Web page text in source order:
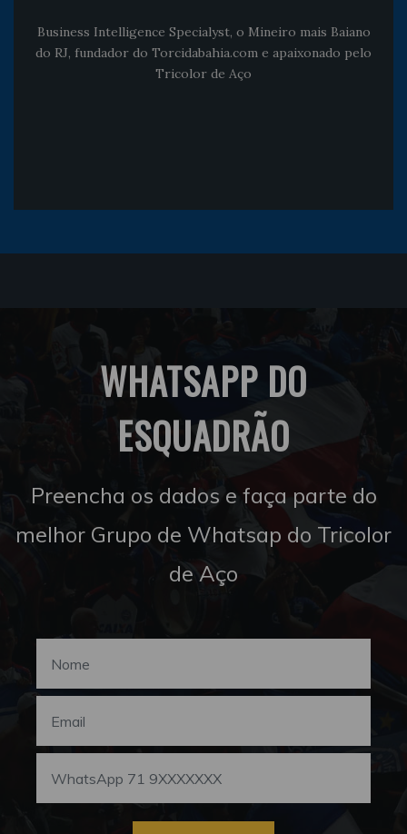
Business Intelligence Specialyst, o Mineiro mais Baiano
do RJ, fundador do Torcidabahia.com e apaixonado pelo
Tricolor de Aço
WHATSAPP DO
ESQUADRÃO
Preencha os dados e faça parte do
melhor Grupo de Whatsap do Tricolor
de Aço